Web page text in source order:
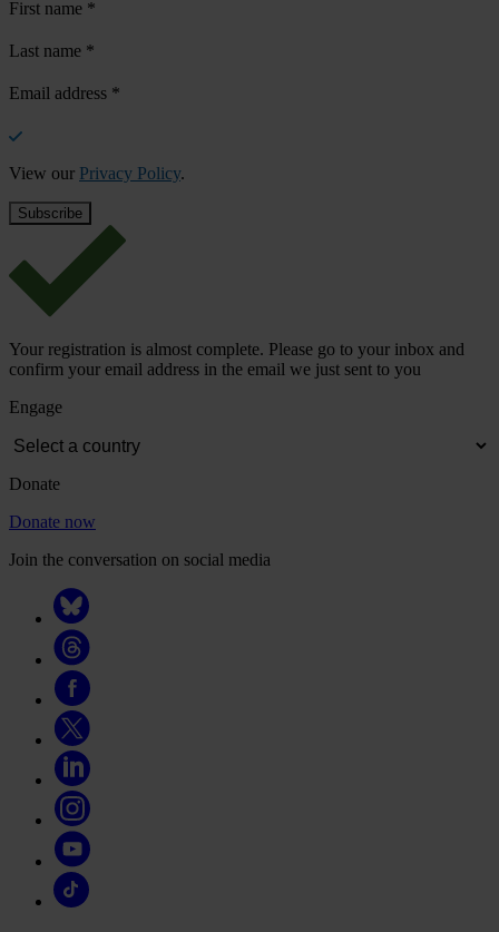
First name *
Last name *
Email address *
View our Privacy Policy.
Your registration is almost complete. Please go to your inbox and
confirm your email address in the email we just sent to you
Engage
Donate
Donate now
Join the conversation on social media